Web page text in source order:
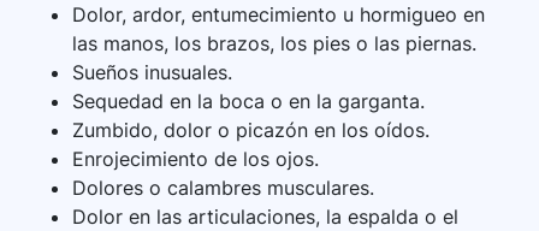
Dolor, ardor, entumecimiento u hormigueo en
las manos, los brazos, los pies o las piernas.
Sueños inusuales.
Sequedad en la boca o en la garganta.
Zumbido, dolor o picazón en los oídos.
Enrojecimiento de los ojos.
Dolores o calambres musculares.
Dolor en las articulaciones, la espalda o el